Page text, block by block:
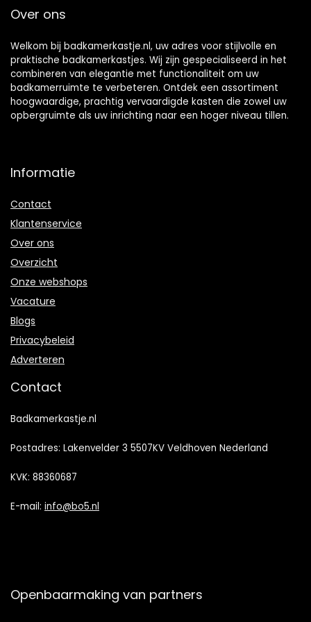
Over ons
Welkom bij badkamerkastje.nl, uw adres voor stijlvolle en
praktische badkamerkastjes. Wij zijn gespecialiseerd in het
combineren van elegantie met functionaliteit om uw
badkamerruimte te verbeteren. Ontdek een assortiment
hoogwaardige, prachtig vervaardigde kasten die zowel uw
opbergruimte als uw inrichting naar een hoger niveau tillen.
Informatie
Contact
Klantenservice
Over ons
Overzicht
Onze webshops
Vacature
Blogs
Privacybeleid
Adverteren
Contact
Badkamerkastje.nl
Postadres: Lakenvelder 3 5507KV Veldhoven Nederland
KVK: 88360687
E-mail: info@bo5.nl
Openbaarmaking van partners